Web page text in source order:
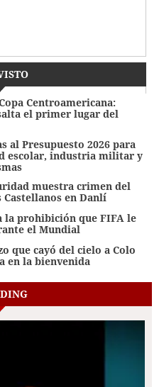
Centroamericana:
el primer lugar del
al Presupuesto 2026 para
escolar, industria militar y
muestra crimen del
en Danlí
la prohibición que FIFA le
el Mundial
que cayó del cielo a Colo
en la bienvenida